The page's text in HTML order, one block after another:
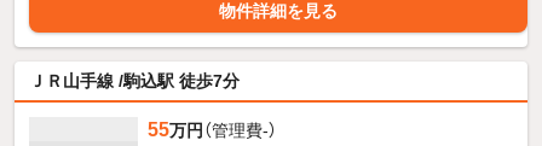
物件詳細を見る
ＪＲ山手線 /駒込駅 徒歩7分
55万円 （管理費-）